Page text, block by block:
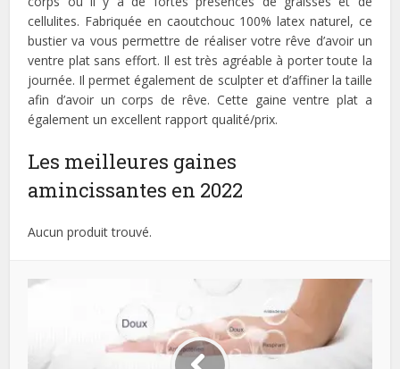
cellulites. Fabriquée en caoutchouc 100% latex naturel, ce
bustier va vous permettre de réaliser votre rêve d’avoir un
ventre plat sans effort. Il est très agréable à porter toute la
journée. Il permet également de sculpter et d’affiner la taille
afin d’avoir un corps de rêve. Cette gaine ventre plat a
également un excellent rapport qualité/prix.
Les meilleures gaines
amincissantes en 2022
Aucun produit trouvé.